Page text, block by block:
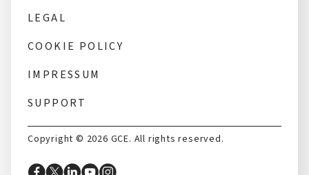
Copyright © 2026 GCE. All rights reserved.
LEGAL
COOKIE POLICY
IMPRESSUM
SUPPORT